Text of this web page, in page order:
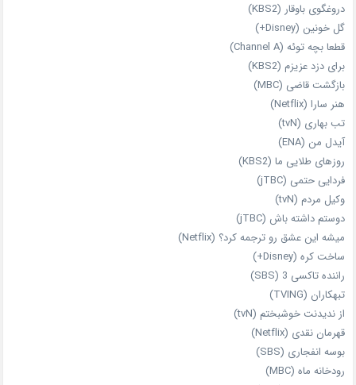
دروغگوی باوقار (KBS2)
گل خونین (Disney+)
قطعا بچه توئه (Channel A)
برای دزد عزیزم (KBS2)
بازگشت قاضی (MBC)
هنر سارا (Netflix)
تب بهاری (tvN)
آیدل من (ENA)
روزهای طلایی ما (KBS2)
فردایی حتمی (jTBC)
وکیل مردم (tvN)
دوستم داشته باش (jTBC)
میشه این عشق رو ترجمه کرد؟ (Netflix)
ساخت کره (Disney+)
راننده تاکسی 3 (SBS)
تبهکاران (TVING)
از ندیدنت خوشبختم (tvN)
قهرمان نقدی (Netflix)
بوسه انفجاری (SBS)
رودخانه ماه (MBC)